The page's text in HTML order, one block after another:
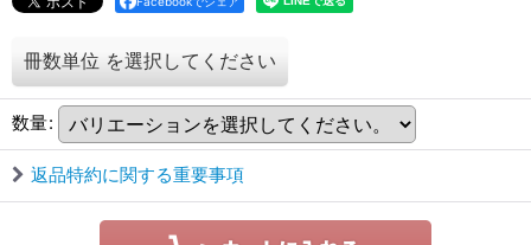
冊数単位 を選択してください
数量:
返品特約に関する重要事項